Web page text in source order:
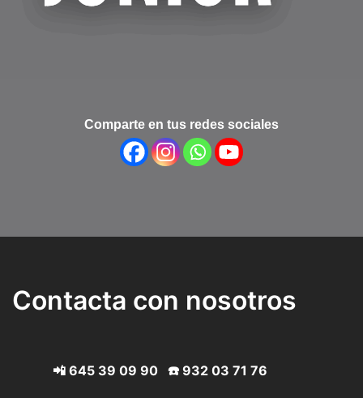
Comparte en tus redes sociales
Contacta con nosotros
📲 645 39 09 90 ☎️ 932 03 71 76